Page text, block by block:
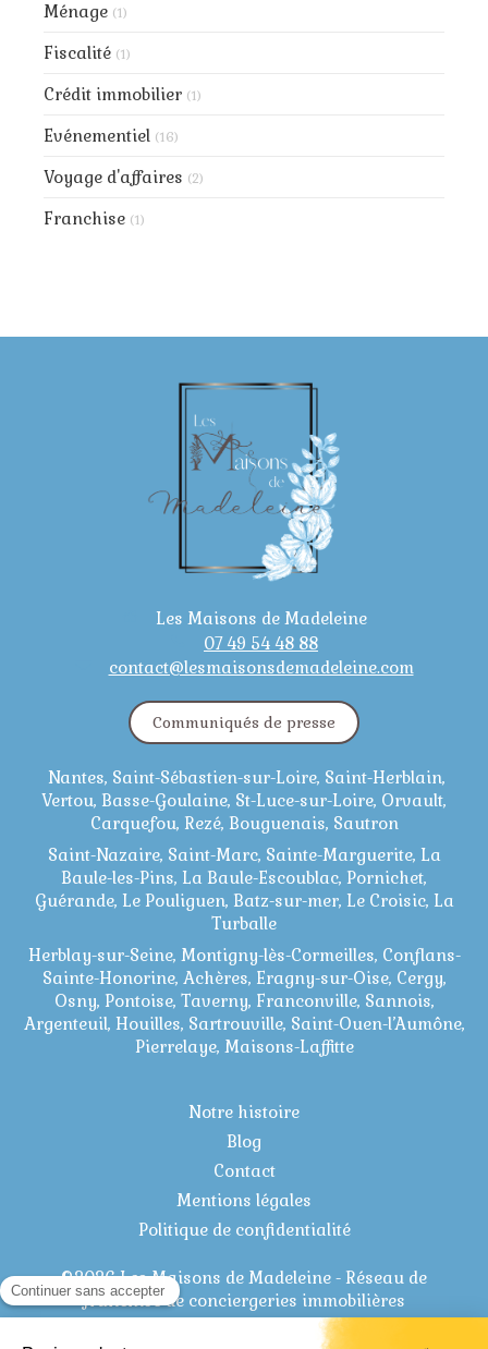
Ménage (1)
Fiscalité (1)
Crédit immobilier (1)
Evénementiel (16)
Voyage d'affaires (2)
Franchise (1)
Les Maisons de Madeleine
07 49 54 48 88
contact@lesmaisonsdemadeleine.com
Communiqués de presse
Nantes, Saint-Sébastien-sur-Loire, Saint-Herblain,
Vertou, Basse-Goulaine, St-Luce-sur-Loire, Orvault,
Carquefou, Rezé, Bouguenais, Sautron
Saint-Nazaire, Saint-Marc, Sainte-Marguerite, La
Baule-les-Pins, La Baule-Escoublac, Pornichet,
Guérande, Le Pouliguen, Batz-sur-mer, Le Croisic, La
Turballe
Herblay-sur-Seine, Montigny-lès-Cormeilles, Conflans-
Sainte-Honorine, Achères, Eragny-sur-Oise, Cergy,
Osny, Pontoise, Taverny, Franconville, Sannois,
Argenteuil, Houilles, Sartrouville, Saint-Ouen-l’Aumône,
Pierrelaye, Maisons-Laffitte
Notre histoire
Blog
Contact
Mentions légales
Politique de confidentialité
©2026 Les Maisons de Madeleine - Réseau de
franchise de conciergeries immobilières